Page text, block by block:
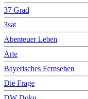
37 Grad
3sat
Abenteuer Leben
Arte
Bayerisches Fernsehen
Die Frage